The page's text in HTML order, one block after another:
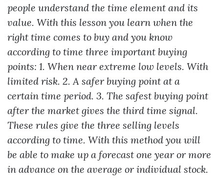
people understand the time element and its
value. With this lesson you learn when the
right time comes to buy and you know
according to time three important buying
points: 1. When near extreme low levels. With
limited risk. 2. A safer buying point at a
certain time period. 3. The safest buying point
after the market gives the third time signal.
These rules give the three selling levels
according to time. With this method you will
be able to make up a forecast one year or more
in advance on the average or individual stock.